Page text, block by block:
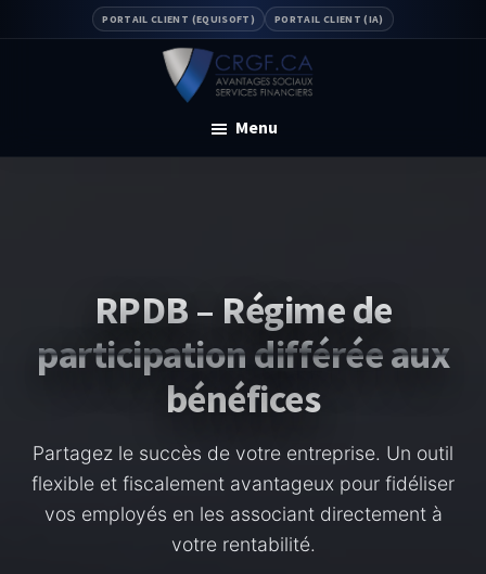
PORTAIL CLIENT (EQUISOFT) PORTAIL CLIENT (IA)
Régime
de
Menu
RPDB – Régime de
participation différée aux
bénéfices
Partagez le succès de votre entreprise. Un outil
flexible et fiscalement avantageux pour fidéliser
vos employés en les associant directement à
votre rentabilité.